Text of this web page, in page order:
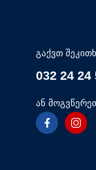
გაქვთ
032 24 24
ან